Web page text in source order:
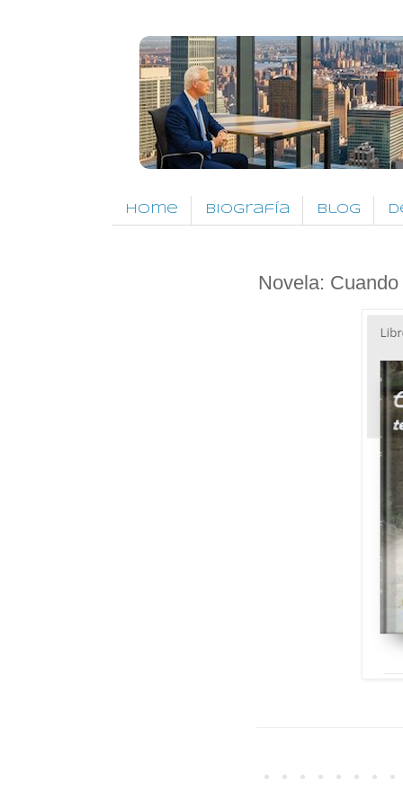
Home Biografía Blog
Novela: